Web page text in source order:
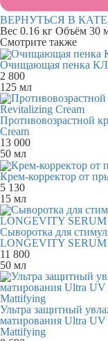
ВЕРНУТЬСЯ В
Вес 0.16 кг Объём 30
Смотрите также
Очищающая пенка
2 800
125 мл
Противовозрастной
Cream
13 000
50 мл
Крем-корректор от
5 130
15 мл
Сыворотка для
LONGEVITY SERUM
11 800
50 мл
Ультра защитный
матирования Ultra UV
Mattifying